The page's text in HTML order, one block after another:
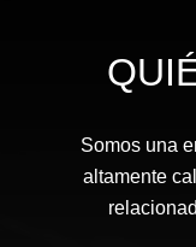
Somos una
altamente